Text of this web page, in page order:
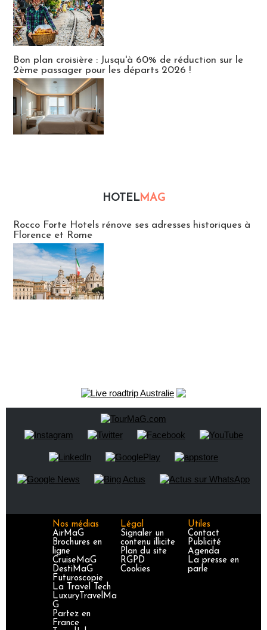
Bon plan croisière : Jusqu'à 60% de réduction sur le
2ème passager pour les départs 2026 !
HOTELMAG
Rocco Forte Hotels rénove ses adresses historiques à
Florence et Rome
Nos médias
AirMaG
Brochures en
ligne
CruiseMaG
DestiMaG
Futuroscopie
La Travel Tech
LuxuryTravelMa
G
Partez en
France
Légal
Signaler un
contenu illicite
Plan du site
RGPD
Cookies
Utiles
Contact
Publicité
Agenda
La presse en
parle